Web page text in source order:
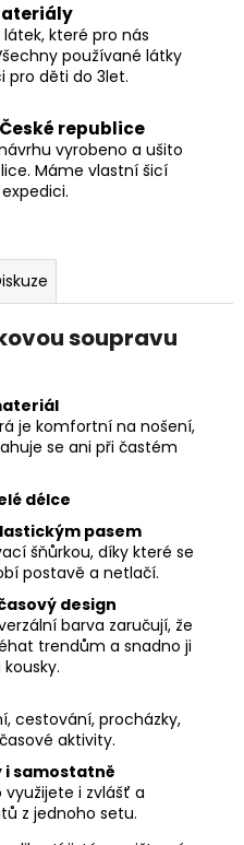
které pro nás
používané látky
pro děti do 3let.
republice
vyrobeno a ušito
Máme vlastní šicí
soupravu
je komfortní na nošení,
se ani při častém
délce
pasem
šňůrkou, díky které se
postavě a netlačí.
design
barva zaručují, že
trendům a snadno ji
cestování, procházky,
aktivity.
i samostatně
využijete i zvlášť a
z jednoho setu.